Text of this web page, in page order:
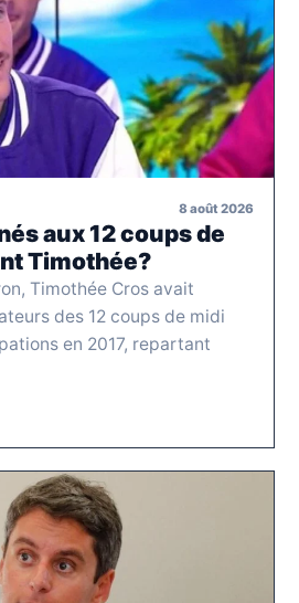
8 août 2026
aux 12 coups de
Timothée?
Timothée Cros avait
des 12 coups de midi
en 2017, repartant